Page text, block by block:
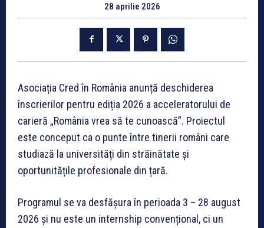
28 aprilie 2026
Asociația Cred în România anunță deschiderea
înscrierilor pentru ediția 2026 a acceleratorului de
carieră „România vrea să te cunoască”. Proiectul
este conceput ca o punte între tinerii români care
studiază la universități din străinătate și
oportunitățile profesionale din țară.
Programul se va desfășura în perioada 3 – 28 august
2026 și nu este un internship convențional, ci un